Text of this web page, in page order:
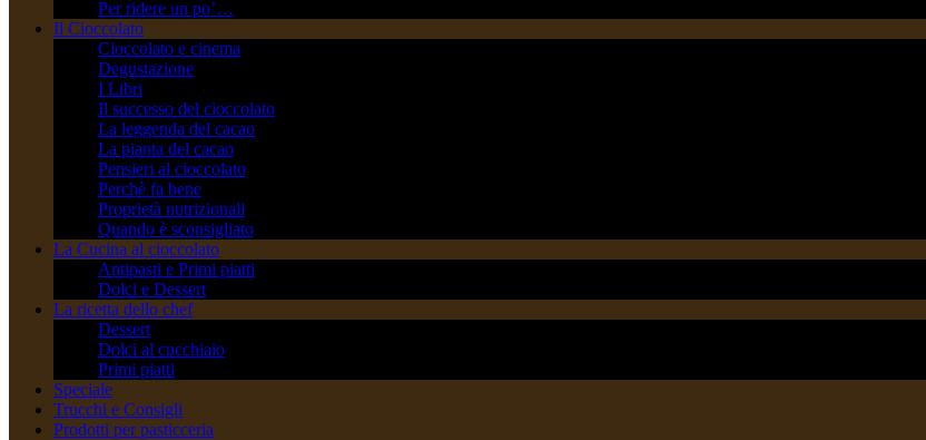
Per ridere un po’…
Il Cioccolato
Cioccolato e cinema
Degustazione
I Libri
Il successo del cioccolato
La leggenda del cacao
La pianta del cacao
Pensieri al cioccolato
Perchè fa bene
Proprietà nutrizionali
Quando è sconsigliato
La Cucina al cioccolato
Antipasti e Primi piatti
Dolci e Dessert
La ricetta dello chef
Dessert
Dolci al cucchiaio
Primi piatti
Speciale
Trucchi e Consigli
Prodotti per pasticceria